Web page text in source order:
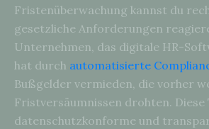
Fristenüberwachung kannst du
gesetzliche Anforderungen
Unternehmen, das digitale HR-
hat durch automatisierte
Bußgelder vermieden, die vorher
Fristversäumnissen drohten.
datenschutzkonforme und